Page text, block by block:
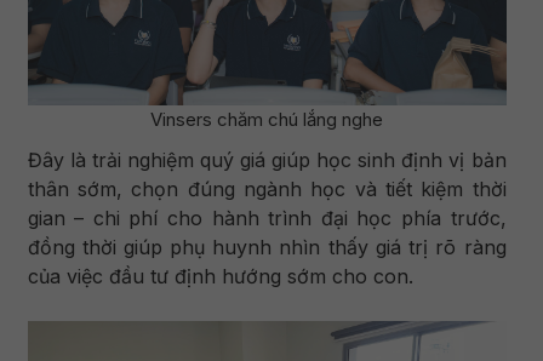
Vinsers chăm chú lắng nghe
Đây là trải nghiệm quý giá giúp học sinh định vị bản
thân sớm, chọn đúng ngành học và tiết kiệm thời
gian – chi phí cho hành trình đại học phía trước,
đồng thời giúp phụ huynh nhìn thấy giá trị rõ ràng
của việc đầu tư định hướng sớm cho con.